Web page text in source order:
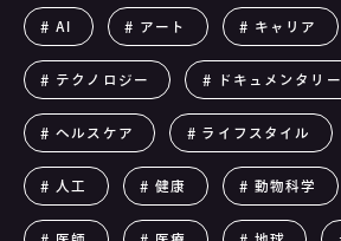
AI アート キャリア
テクノロジー ドキュメンタリー
ヘルスケア ライフスタイル
人工 健康 動物科学